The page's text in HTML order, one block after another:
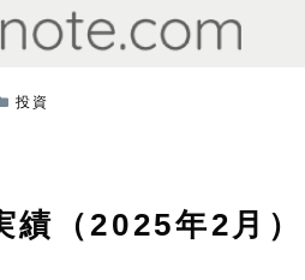
投資
績（2025年2月）